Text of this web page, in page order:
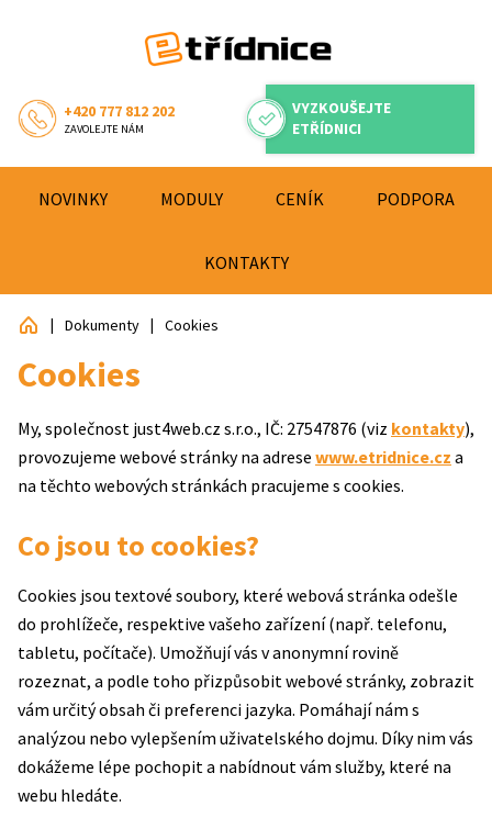
+420 777 812 202
ZAVOLEJTE NÁM
VYZKOUŠEJTE
ETŘÍDNICI
NOVINKY MODULY CENÍK PODPORA
KONTAKTY
Etřídnice: Přehledný informační systém pro školy
| Dokumenty | Cookies
Cookies
My, společnost just4web.cz s.r.o., IČ: 27547876 (viz kontakty),
provozujeme webové stránky na adrese www.etridnice.cz a
na těchto webových stránkách pracujeme s cookies.
Co jsou to cookies?
Cookies jsou textové soubory, které webová stránka odešle
do prohlížeče, respektive vašeho zařízení (např. telefonu,
tabletu, počítače). Umožňují vás v anonymní rovině
rozeznat, a podle toho přizpůsobit webové stránky, zobrazit
vám určitý obsah či preferenci jazyka. Pomáhají nám s
analýzou nebo vylepšením uživatelského dojmu. Díky nim vás
dokážeme lépe pochopit a nabídnout vám služby, které na
webu hledáte.